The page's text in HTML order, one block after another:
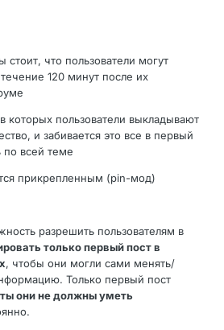
стоит, что пользователи могут
120 минут после их
которых пользователи выкладывают
и забивается это все в первый
по всей теме
прикрепленным (pin-мод)
разрешить пользователям в
только первый пост в
, чтобы они могли сами менять/
Только первый пост
они не должны уметь